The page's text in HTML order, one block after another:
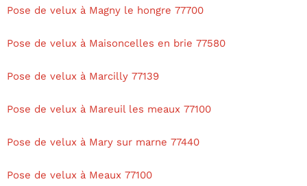
Pose de velux à Magny le hongre 77700
Pose de velux à Maisoncelles en brie 77580
Pose de velux à Marcilly 77139
Pose de velux à Mareuil les meaux 77100
Pose de velux à Mary sur marne 77440
Pose de velux à Meaux 77100